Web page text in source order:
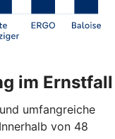
im Ernstfall
umfangreiche
von 48